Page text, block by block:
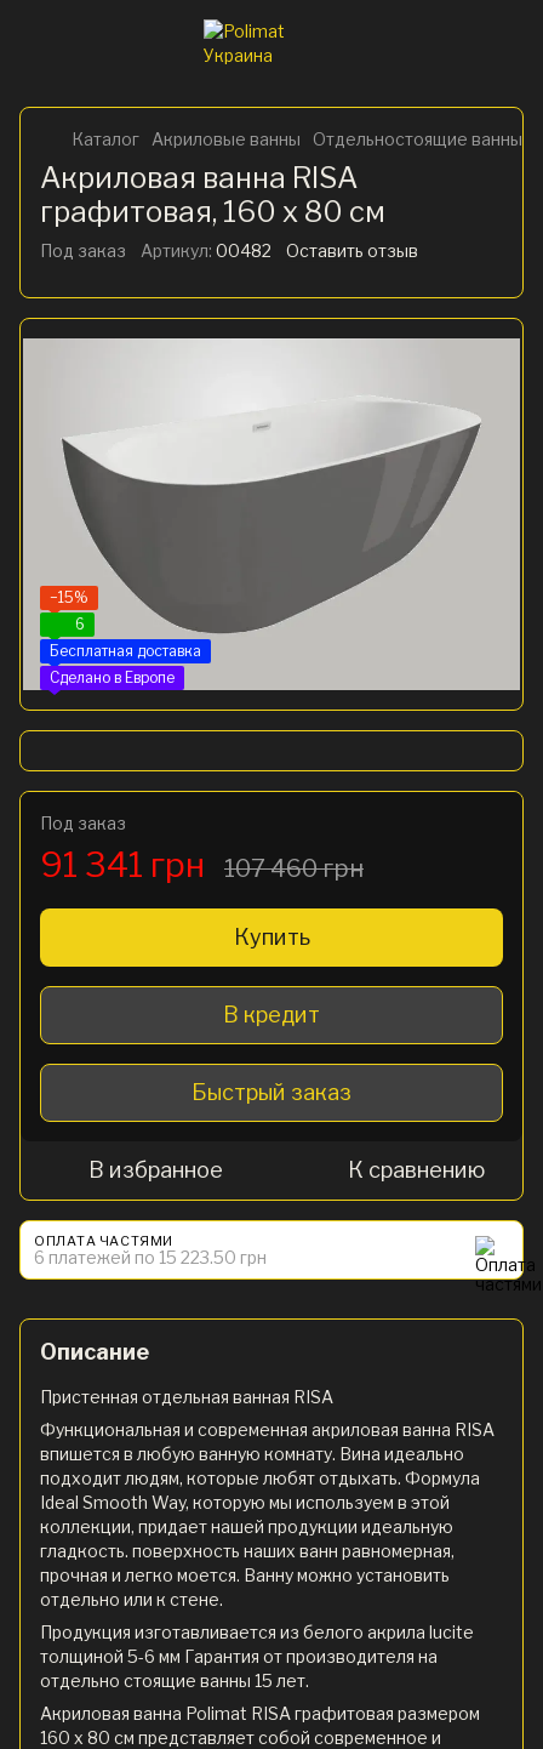
Каталог Акриловые ванны Отдельностоящие ванны
Акриловая ванна RISA
графитовая, 160 x 80 см
Под заказ Артикул: 00482 Оставить отзыв
−15%
6
Бесплатная доставка
Сделано в Европе
Под заказ
91 341 грн 107 460 грн
Купить
В кредит
Быстрый заказ
В избранное К сравнению
ОПЛАТА ЧАСТЯМИ
6 платежей по 15 223.50 грн
Описание
Пристенная отдельная ванная RISA
Функциональная и современная акриловая ванна RISA
впишется в любую ванную комнату. Вина идеально
подходит людям, которые любят отдыхать. Формула
Ideal Smooth Way, которую мы используем в этой
коллекции, придает нашей продукции идеальную
гладкость. поверхность наших ванн равномерная,
прочная и легко моется. Ванну можно установить
отдельно или к стене.
Продукция изготавливается из белого акрила lucite
толщиной 5-6 мм Гарантия от производителя на
отдельно стоящие ванны 15 лет.
Акриловая ванна Polimat RISA графитовая размером
160 x 80 см представляет собой современное и